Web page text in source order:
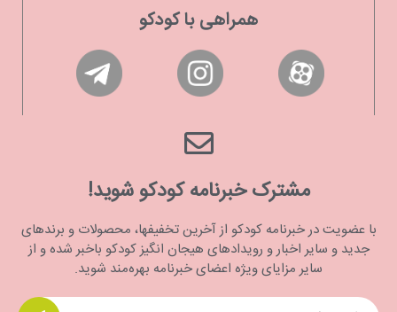
همراهی با کودکو
مشترک خبرنامه کودکو شوید!
با عضویت در خبرنامه کودکو از آخرین تخفیفها، محصولات و برندهای
جدید و سایر اخبار و رویدادهای هیجان انگیز کودکو باخبر شده و از
سایر مزایای ویژه اعضای خبرنامه بهره‌مند شوید.